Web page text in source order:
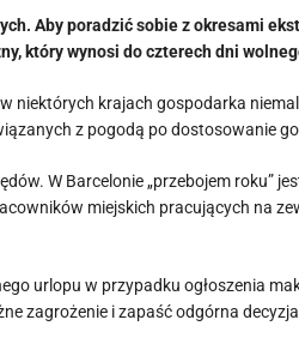
Aby poradzić sobie z okresami
który wynosi do czterech dni
niektórych krajach gospodarka
z pogodą po dostosowanie
W Barcelonie „przebojem roku”
miejskich pracujących na
urlopu w przypadku ogłoszenia
zagrożenie i zapaść odgórna